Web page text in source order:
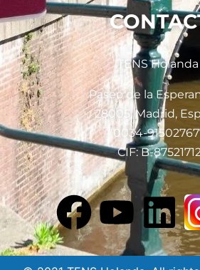
TENS Holanda
Paseo de la
28005, Madrid,
0034-
CIF: B-